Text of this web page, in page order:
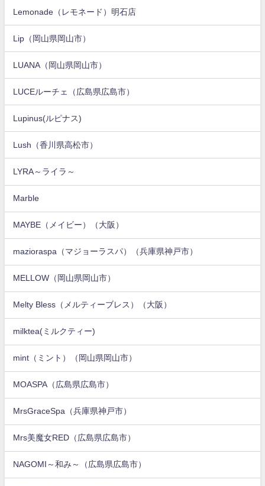
Lemonade（レモネード）明石店
Lip（岡山県岡山市）
LUANA（岡山県岡山市）
LUCEルーチェ（広島県広島市）
Lupinus(ルピナス)
Lush（香川県高松市）
LYRA～ライラ～
Marble
MAYBE（メイビー）（大阪）
mazioraspa（マジョーラスパ）（兵庫県神戸市）
MELLOW（岡山県岡山市）
Melty Bless（メルティーブレス）（大阪）
milktea(ミルクティー)
mint（ミント）（岡山県岡山市）
MOASPA（広島県広島市）
MrsGraceSpa（兵庫県神戸市）
Mrs美魔女RED（広島県広島市）
NAGOMI～和み～（広島県広島市）